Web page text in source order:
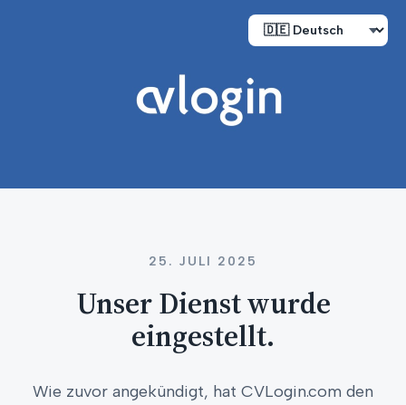
25. JULI 2025
Unser Dienst wurde
eingestellt.
Wie zuvor angekündigt, hat CVLogin.com den